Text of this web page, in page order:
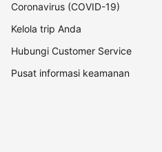
Coronavirus (COVID-19)
Kelola trip Anda
Hubungi Customer Service
Pusat informasi keamanan